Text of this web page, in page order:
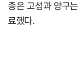
종은 고성과 양구
료했다.